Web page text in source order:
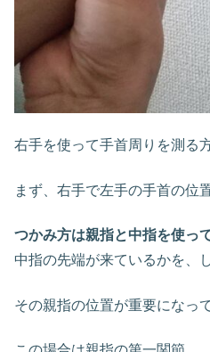
右手を使って手首周りを測る
まず、右手で左手の手首の位
つかみ方は親指と中指を使っ
中指の先端が来ているかを、
その親指の位置が重要になっ